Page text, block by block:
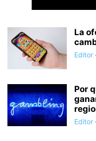
La
Editor
Por
Editor